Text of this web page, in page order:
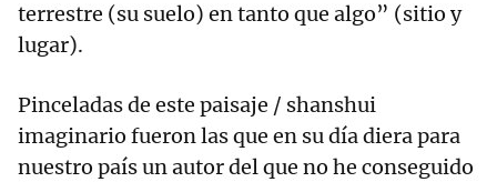
terrestre (su suelo) en tanto que algo” (sitio y
lugar).
Pinceladas de este paisaje / shanshui
imaginario fueron las que en su día diera para
nuestro país un autor del que no he conseguido